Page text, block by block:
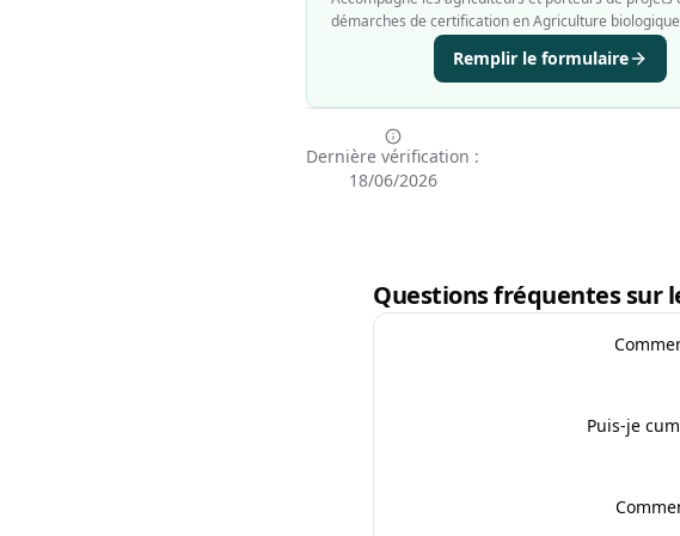
démarches de certification en Agriculture
Remplir le formulaire
Dernière vérification :
18/06/2026
Questions fréquentes sur
Puis-je